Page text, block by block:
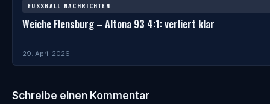
FUSSBALL NACHRICHTEN
Weiche Flensburg – Altona 93 4:1: verliert klar
29. April 2026
Schreibe einen Kommentar